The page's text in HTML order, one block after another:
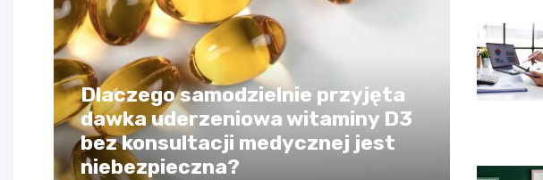
Dlaczego samodzielnie przyjęta
dawka uderzeniowa witaminy D3
bez konsultacji medycznej jest
niebezpieczna?